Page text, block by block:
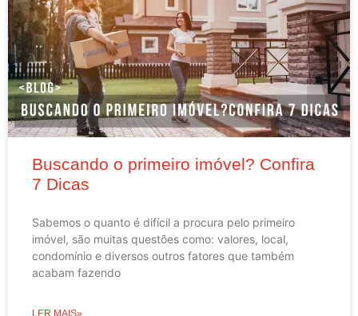
Buscando o primeiro imóvel? Confira
7 Dicas
Sabemos o quanto é difícil a procura pelo primeiro
imóvel, são muitas questões como: valores, local,
condomínio e diversos outros fatores que também
acabam fazendo